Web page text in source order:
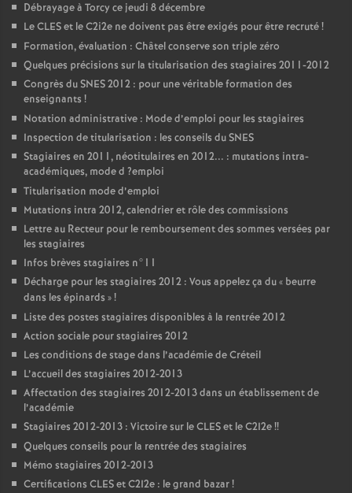
Débrayage à Torcy ce jeudi 8 décembre
LeCLESet le C2i2e ne doivent pas être exigés pour être recruté!
Formation, évaluation : Châtel conserve son triple zéro
Quelques précisions sur la titularisation des stagiaires 2011-2012
Congrès duSNES2012 : pour une véritable formation des
enseignants !
Notation administrative : Mode d’emploi pour les stagiaires
Inspection de titularisation : les conseils duSNES
Stagiaires en 2011, néotitulaires en 2012... : mutations intra-
académiques, mode d ?emploi
Titularisation mode d’emploi
Mutations intra 2012, calendrier et rôle des commissions
Lettre au Recteur pour le remboursement des sommes versées par
les stagiaires
Infos brèves stagiaires n°11
Décharge pour les stagiaires 2012 : Vous appelez ça du « beurre
dans les épinards »!
Liste des postes stagiaires disponibles à la rentrée 2012
Action sociale pour stagiaires 2012
Les conditions de stage dans l’académie de Créteil
L’accueil des stagiaires 2012-2013
Affectation des stagiaires 2012-2013 dans un établissement de
l’académie
Stagiaires 2012-2013 : Victoire sur leCLESet le C2I2e!!
Quelques conseils pour la rentrée des stagiaires
Mémo stagiaires 2012-2013
Certifications CLESet C2I2e : le grand bazar!